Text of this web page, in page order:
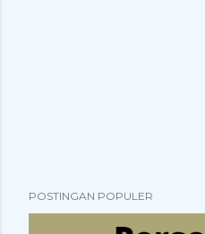
POSTINGAN POPULER